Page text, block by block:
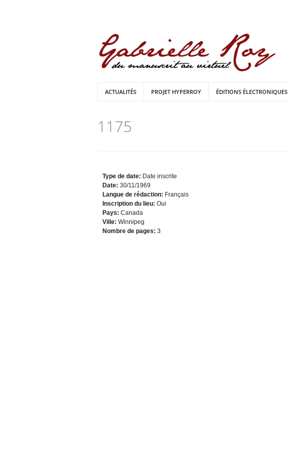
ACTUALITÉS PROJET HYPERROY ÉDITIONS ÉLECTRONIQUES
1175
Type de date: Date inscrite
Date: 30/11/1969
Langue de rédaction: Français
Inscription du lieu: Oui
Pays: Canada
Ville: Winnipeg
Nombre de pages: 3